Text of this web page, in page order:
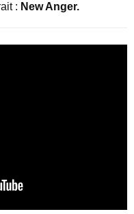
: New Anger.